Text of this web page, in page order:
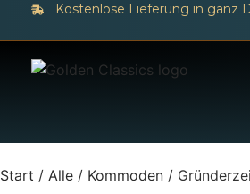
Kostenlose Lieferung in ganz
Start / Alle / Kommoden /